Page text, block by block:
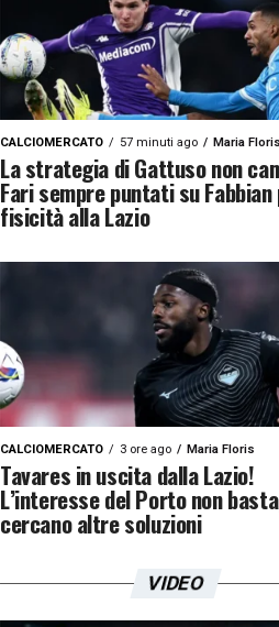
CALCIOMERCATO 57 minuti ago Maria Floris
La strategia di Gattuso non
Fari sempre puntati su
fisicità alla Lazio
CALCIOMERCATO 3 ore ago Maria Floris
Tavares in uscita dalla Lazio!
L’interesse del Porto non
cercano altre soluzioni
VIDEO